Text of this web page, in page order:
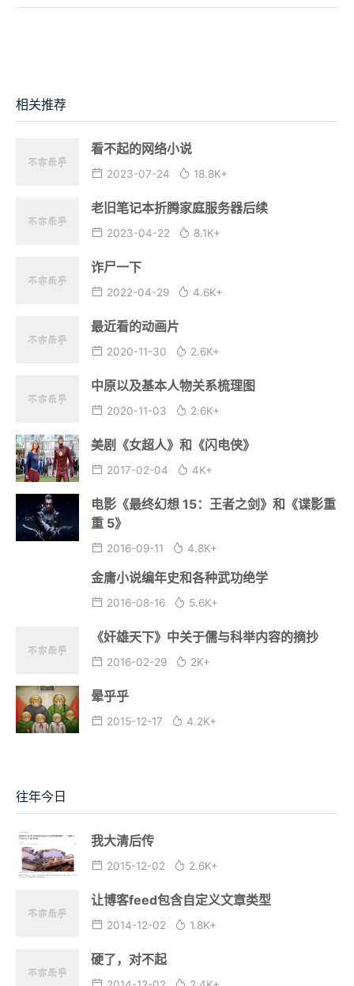
相关推荐
看不起的网络小说
2023-07-24 18.8K+
老旧笔记本折腾家庭服务器后续
2023-04-22 8.1K+
诈尸一下
2022-04-29 4.6K+
最近看的动画片
2020-11-30 2.6K+
中原以及基本人物关系梳理图
2020-11-03 2.6K+
美剧《女超人》和《闪电侠》
2017-02-04 4K+
电影《最终幻想 15：王者之剑》和《谍影重
重 5》
2016-09-11 4.8K+
金庸小说编年史和各种武功绝学
2016-08-16 5.6K+
《奸雄天下》中关于儒与科举内容的摘抄
2016-02-29 2K+
晕乎乎
2015-12-17 4.2K+
往年今日
我大清后传
2015-12-02 2.6K+
让博客feed包含自定义文章类型
2014-12-02 1.8K+
硬了，对不起